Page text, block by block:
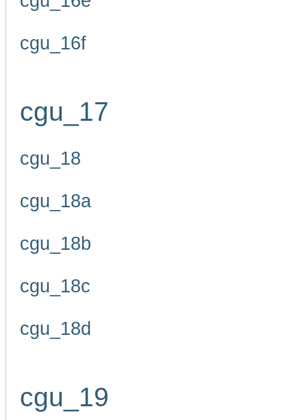
cgu_16f
cgu_17
cgu_18
cgu_18a
cgu_18b
cgu_18c
cgu_18d
cgu_19